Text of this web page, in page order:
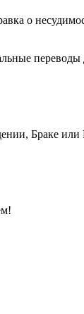
о
Браке или